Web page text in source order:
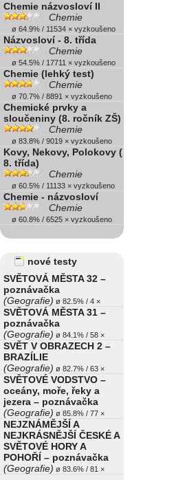
Chemie názvosloví II
Chemie
ø 64.9% / 11534 × vyzkoušeno
Názvosloví - 8. třída
Chemie
ø 54.5% / 17711 × vyzkoušeno
Chemie (lehký test)
Chemie
ø 70.7% / 8891 × vyzkoušeno
Chemické prvky a
sloučeniny (8. ročník ZŠ)
Chemie
ø 83.8% / 9019 × vyzkoušeno
Kovy, Nekovy, Polokovy (
8. třída)
Chemie
ø 60.5% / 11133 × vyzkoušeno
Chemie - názvosloví
Chemie
ø 60.8% / 6525 × vyzkoušeno
nové testy
SVĚTOVÁ MĚSTA 32 –
poznávačka
(Geografie) ø 82.5% / 4 ×
SVĚTOVÁ MĚSTA 31 –
poznávačka
(Geografie) ø 84.1% / 58 ×
SVĚT V OBRAZECH 2 –
BRAZÍLIE
(Geografie) ø 82.7% / 63 ×
SVĚTOVÉ VODSTVO –
oceány, moře, řeky a
jezera – poznávačka
(Geografie) ø 85.8% / 77 ×
NEJZNÁMĚJŠÍ A
NEJKRÁSNĚJŠÍ ČESKÉ A
SVĚTOVÉ HORY A
POHOŘÍ – poznávačka
(Geografie) ø 83.6% / 81 ×